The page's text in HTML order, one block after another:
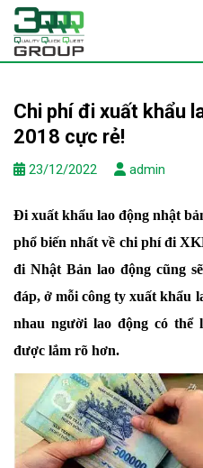
Skip
content
Chi phí đi xuất khẩu
2018 cực rẻ!
23/12/2022 admin
Đi xuất khẩu lao động nhật
phổ biến nhất về chi phí đi
đi Nhật Bản lao động cũng
đáp, ở mỗi công ty xuất khẩu
nhau người lao động có thể
được lắm rõ hơn.